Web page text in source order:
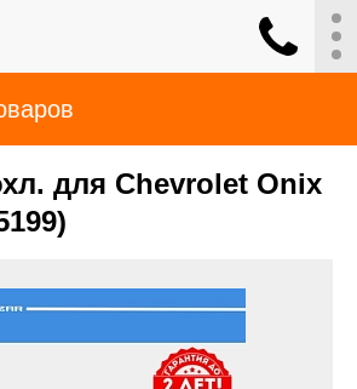
для Chevrolet Onix